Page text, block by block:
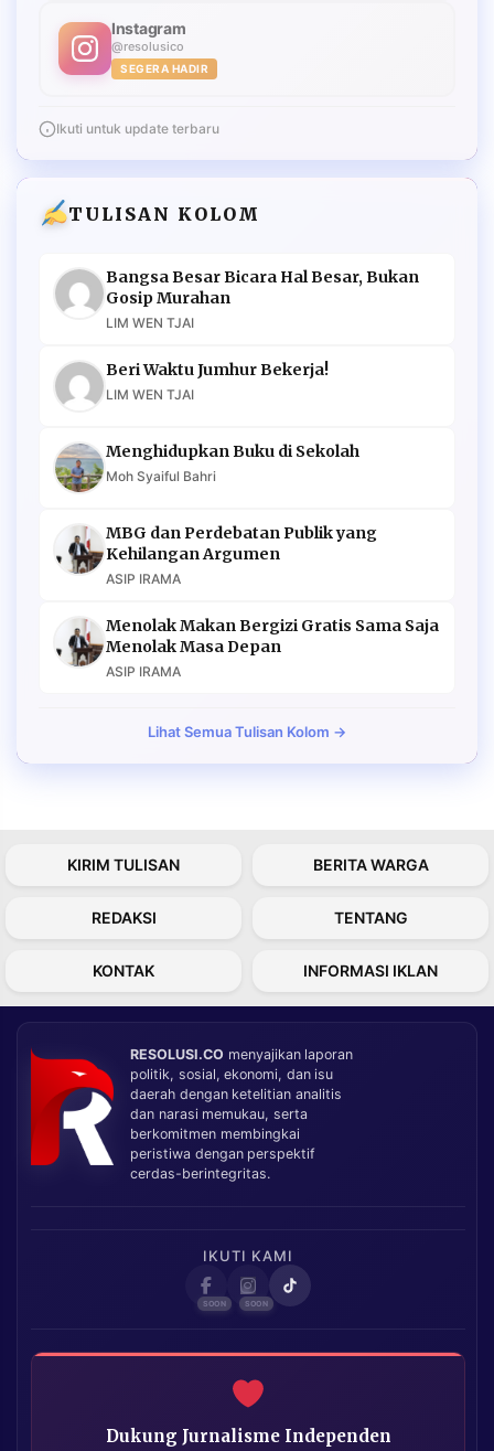
Instagram
@resolusico
SEGERA HADIR
Ikuti untuk update terbaru
TULISAN KOLOM
Bangsa Besar Bicara Hal Besar, Bukan
Gosip Murahan
LIM WEN TJAI
Beri Waktu Jumhur Bekerja!
LIM WEN TJAI
Menghidupkan Buku di Sekolah
Moh Syaiful Bahri
MBG dan Perdebatan Publik yang
Kehilangan Argumen
ASIP IRAMA
Menolak Makan Bergizi Gratis Sama Saja
Menolak Masa Depan
ASIP IRAMA
Lihat Semua Tulisan Kolom →
KIRIM TULISAN BERITA WARGA
REDAKSI TENTANG
KONTAK INFORMASI IKLAN
RESOLUSI.CO menyajikan laporan
politik, sosial, ekonomi, dan isu
daerah dengan ketelitian analitis
dan narasi memukau, serta
berkomitmen membingkai
peristiwa dengan perspektif
cerdas-berintegritas.
IKUTI KAMI
Dukung Jurnalisme Independen